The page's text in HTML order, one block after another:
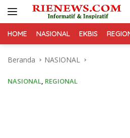
HOME NASIONAL EKBIS
Beranda NASIONAL
NASIONAL, REGIONAL